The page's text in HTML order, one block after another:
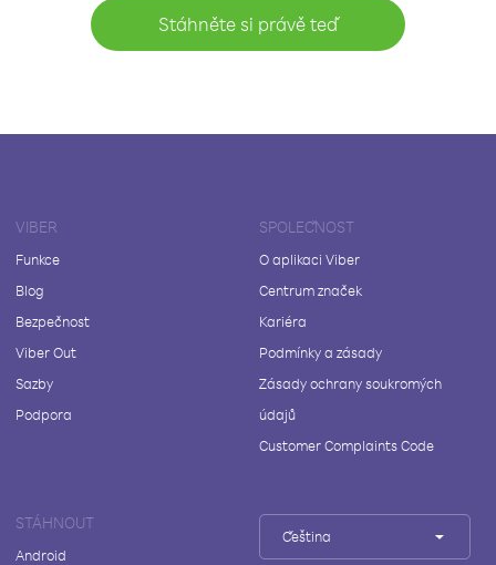
Stáhněte si právě teď
VIBER
Funkce
Blog
Bezpečnost
Viber Out
Sazby
Podpora
SPOLEČNOST
O aplikaci Viber
Centrum značek
Kariéra
Podmínky a zásady
Zásady ochrany soukromých
údajů
Customer Complaints Code
STÁHNOUT
Android
Čeština